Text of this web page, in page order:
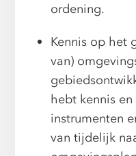
ordening.
Kennis op het
van)
hebt kennis
instrumenten
van tijdelijk